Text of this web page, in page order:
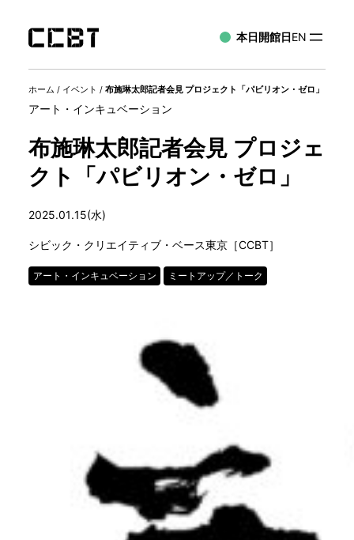
本日開館日EN
ホーム / イベント / 布施琳太郎記者会見 プロジェクト「パビリオン・ゼロ」
アート・インキュベーション
布施琳太郎記者会見 プロジェ
クト「パビリオン・ゼロ」
2025.01.15(水)
シビック・クリエイティブ・ベース東京［CCBT］
アート・インキュベーション ミートアップ／トーク